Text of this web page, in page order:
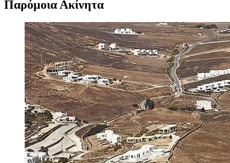
Παρόμοια Ακίνητα